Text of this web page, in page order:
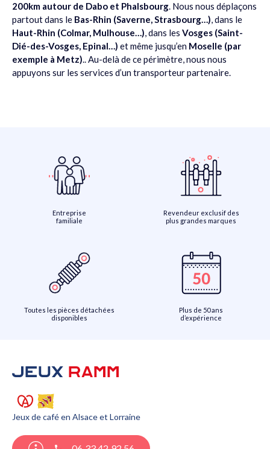
200km autour de Dabo et Phalsbourg. Nous nous déplaçons
partout dans le Bas-Rhin (Saverne, Strasbourg…), dans le
Haut-Rhin (Colmar, Mulhouse…), dans les Vosges (Saint-
Dié-des-Vosges, Epinal…) et même jusqu’en Moselle (par
exemple à Metz).. Au-delà de ce périmètre, nous nous
appuyons sur les services d’un transporteur partenaire.
Entreprise
familiale
Revendeur exclusif des
plus grandes marques
Toutes les pièces détachées
disponibles
Plus de 50 ans
d’expérience
Jeux de café en Alsace et Lorraine